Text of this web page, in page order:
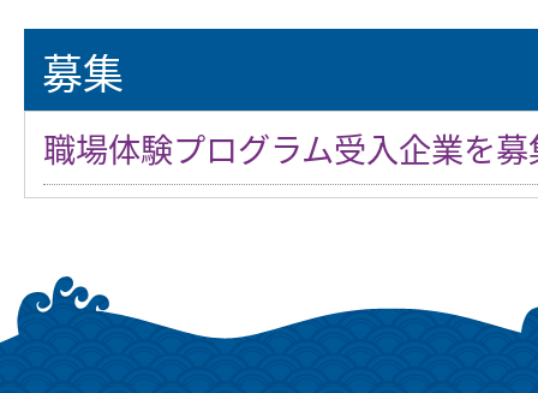
募集
職場体験プログラム受入企業を